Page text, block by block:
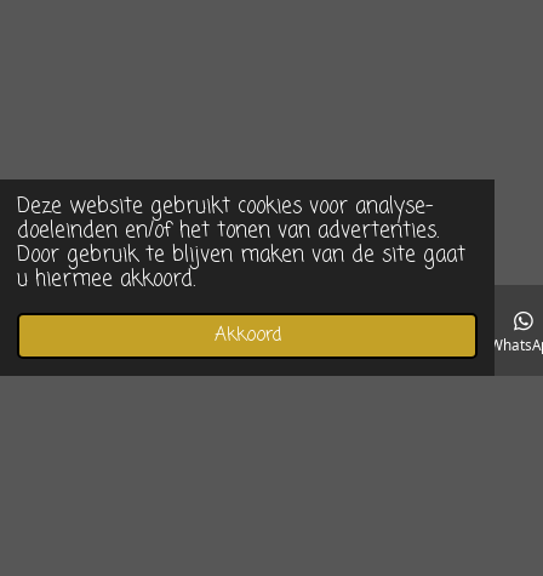
Deze website gebruikt cookies voor analyse-
doeleinden en/of het tonen van advertenties.
Door gebruik te blijven maken van de site gaat
u hiermee akkoord.
Akkoord
Telefoonnummer